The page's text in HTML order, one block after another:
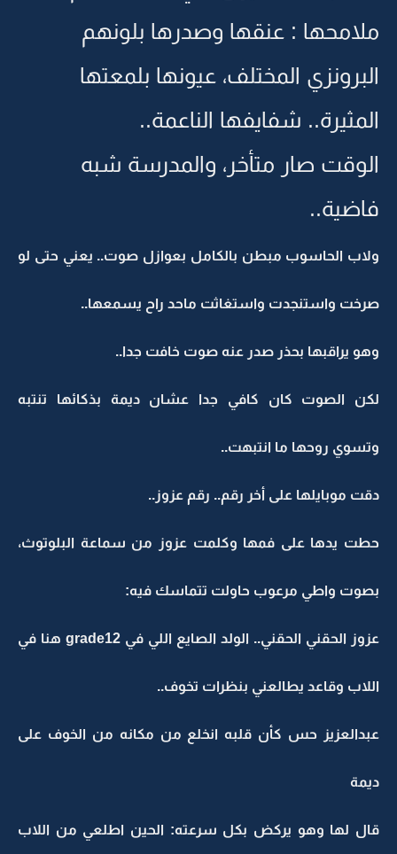
ملامحها : عنقها وصدرها بلونهم
البرونزي المختلف، عيونها بلمعتها
المثيرة.. شفايفها الناعمة..
الوقت صار متأخر، والمدرسة شبه
فاضية..
ولاب الحاسوب مبطن بالكامل بعوازل صوت.. يعني حتى لو
صرخت واستنجدت واستغاثت ماحد راح يسمعها..
وهو يراقبها بحذر صدر عنه صوت خافت جدا..
لكن الصوت كان كافي جدا عشان ديمة بذكائها تنتبه
وتسوي روحها ما انتبهت..
دقت موبايلها على أخر رقم.. رقم عزوز..
حطت يدها على فمها وكلمت عزوز من سماعة البلوتوث،
بصوت واطي مرعوب حاولت تتماسك فيه:
عزوز الحقني الحقني.. الولد الصايع اللي في grade12 هنا في
اللاب وقاعد يطالعني بنظرات تخوف..
عبدالعزيز حس كأن قلبه انخلع من مكانه من الخوف على
ديمة
قال لها وهو يركض بكل سرعته: الحين اطلعي من اللاب